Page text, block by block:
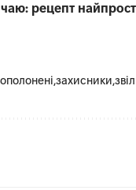
чаю: рецепт
захисники